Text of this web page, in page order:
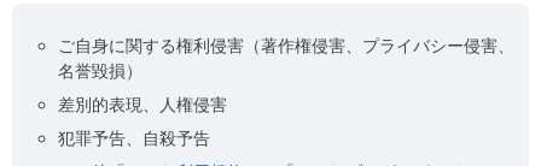
ご自身に関する権利侵害（著作権侵害、プライバシー侵害、
名誉毀損）
差別的表現、人権侵害
犯罪予告、自殺予告